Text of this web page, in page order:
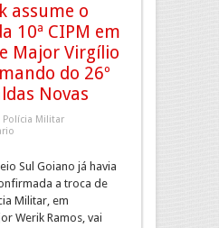
assume o
10ª CIPM em
Major Virgílio
do 26º
Novas
Polícia Militar
Sul Goiano já havia
a troca de
Militar, em
Werik Ramos, vai